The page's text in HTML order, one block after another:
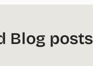
Blog posts